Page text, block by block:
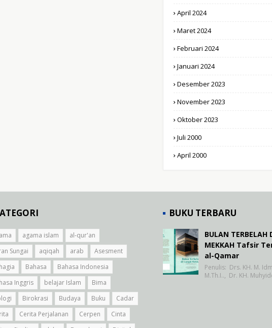
April 2024
Maret 2024
Februari 2024
Januari 2024
Desember 2023
November 2023
Oktober 2023
Juli 2000
April 2000
agama islam
al-qur'an
Sungai
aqiqah arab
Asesment
Bahasa
Bahasa Indonesia
Inggris
belajar Islam
Bima
Birokrasi Budaya Buku
Cadar
Cerita Perjalanan Cerpen
Cinta
BUKU TERBARU
BULAN TERBELAH
MEKKAH Tafsir
al-Qamar
Penulis: Drs. KH. M.
M.Th.I.., Dr. KH.